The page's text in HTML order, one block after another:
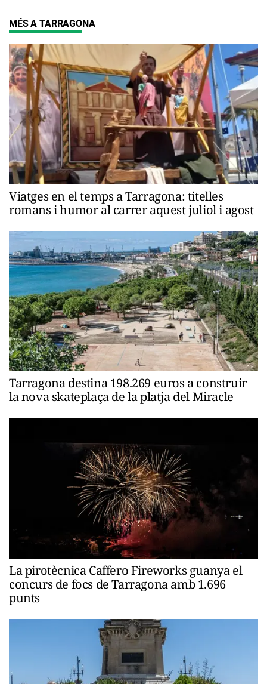
MÉS A TARRAGONA
Viatges en el temps a Tarragona: titelles
romans i humor al carrer aquest juliol i agost
Tarragona destina 198.269 euros a construir
la nova skateplaça de la platja del Miracle
La pirotècnica Caffero Fireworks guanya el
concurs de focs de Tarragona amb 1.696
punts